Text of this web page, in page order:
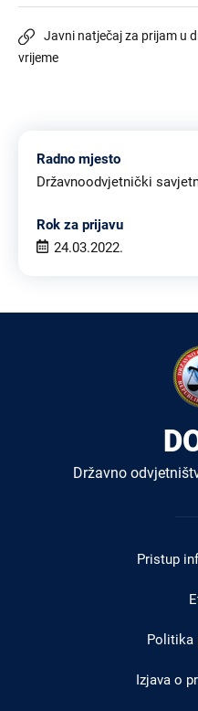
Javni natječaj za prijam u
vrijeme
Radno mjesto
Državnoodvjetnički
Rok za prijavu
24.03.2022.
Državno
Pristup
Politika
Izjava o